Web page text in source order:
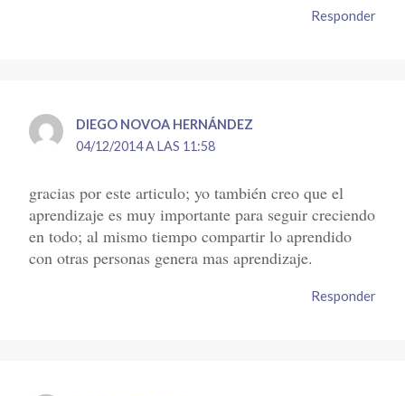
Responder
DIEGO NOVOA HERNÁNDEZ
04/12/2014 A LAS 11:58
gracias por este articulo; yo también creo que el
aprendizaje es muy importante para seguir creciendo
en todo; al mismo tiempo compartir lo aprendido
con otras personas genera mas aprendizaje.
Responder